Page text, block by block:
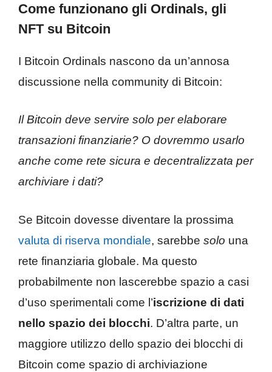
Come funzionano gli Ordinals, gli
NFT su Bitcoin
I Bitcoin Ordinals nascono da un’annosa
discussione nella community di Bitcoin:
Il Bitcoin deve servire solo per elaborare
transazioni finanziarie? O dovremmo usarlo
anche come rete sicura e decentralizzata per
archiviare i dati?
Se Bitcoin dovesse diventare la prossima
valuta di riserva mondiale, sarebbe solo una
rete finanziaria globale. Ma questo
probabilmente non lascerebbe spazio a casi
d’uso sperimentali come l’iscrizione di dati
nello spazio dei blocchi. D’altra parte, un
maggiore utilizzo dello spazio dei blocchi di
Bitcoin come spazio di archiviazione